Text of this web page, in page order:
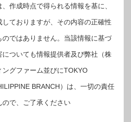
作成時点で得られる情報を基に、
ておりますが、その内容の正確性
ではありません。当該情報に基づ
ついても情報提供者及び弊社（株
グファーム並びにTOKYO
BRANCH）は、一切の責任
で、ご了承ください